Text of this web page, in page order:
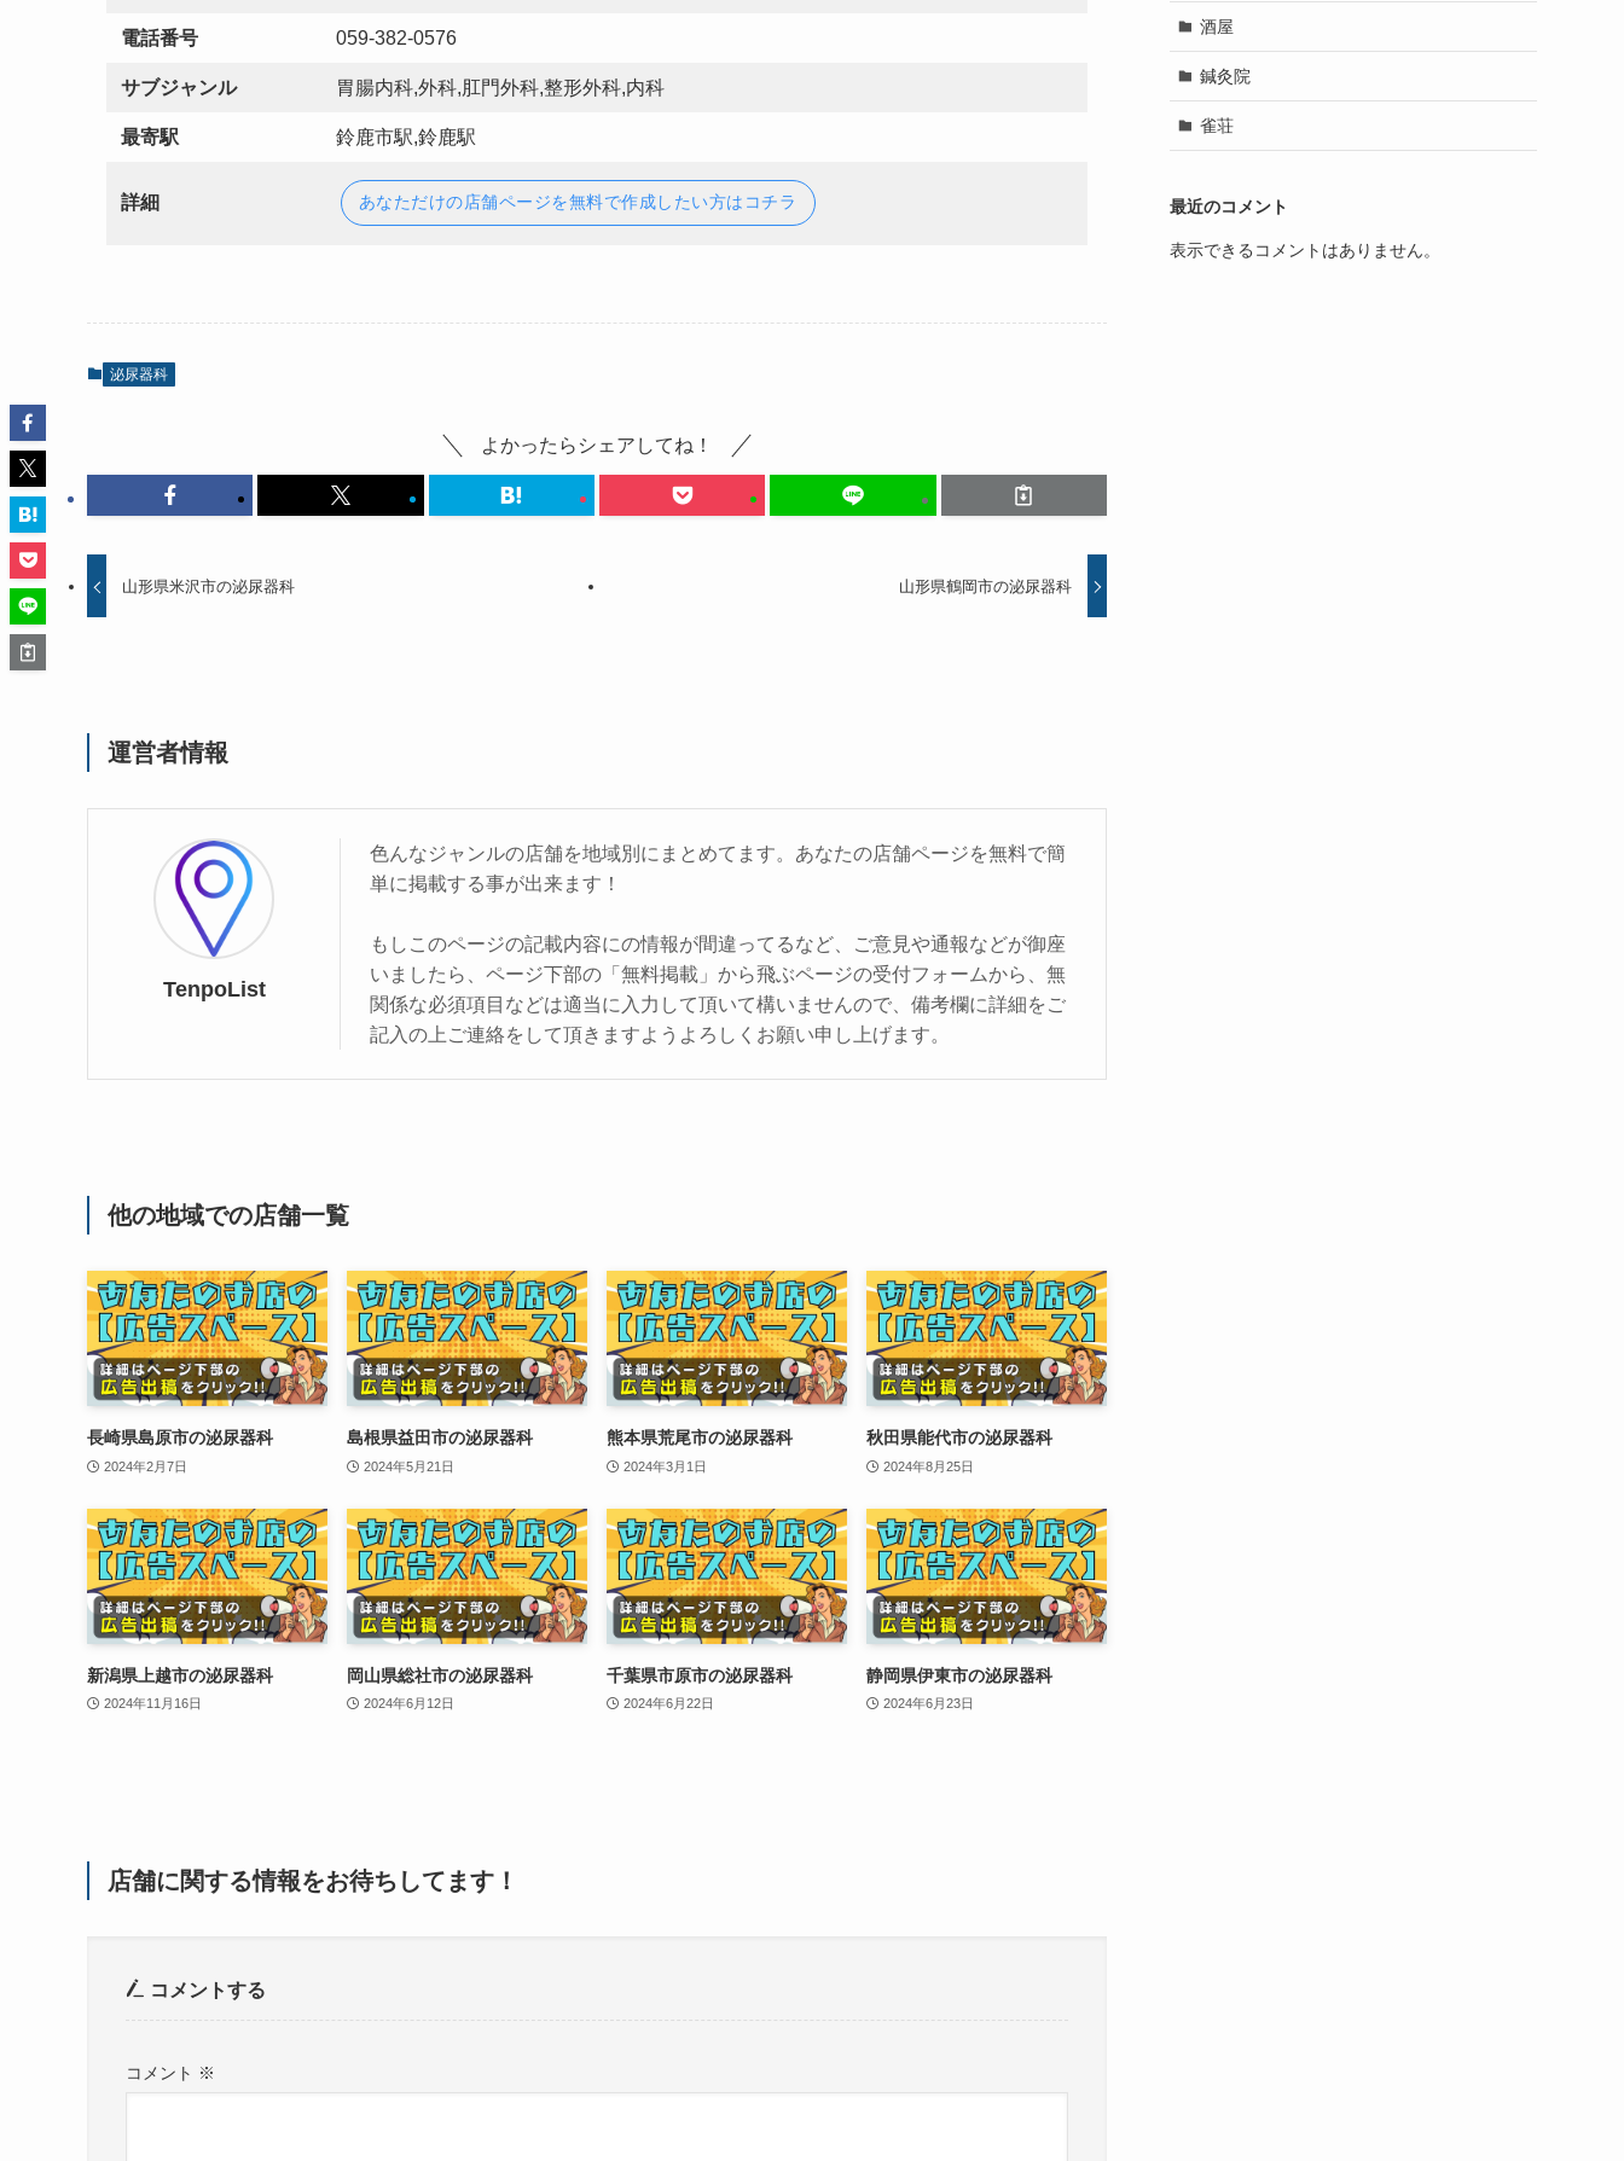
電話番号 059-382-0576
サブジャンル 胃腸内科,外科,肛門外科,整形外科,内科
最寄駅 鈴鹿市駅,鈴鹿駅
詳細 あなただけの店舗ページを無料で作成したい方はコチラ
泌尿器科
よかったらシェアしてね！
山形県米沢市の泌尿器科 山形県鶴岡市の泌尿器科
運営者情報
TenpoList
色んなジャンルの店舗を地域別にまとめてます。あなたの店舗ページを無料で簡
単に掲載する事が出来ます！
もしこのページの記載内容にの情報が間違ってるなど、ご意見や通報などが御座
いましたら、ページ下部の「無料掲載」から飛ぶページの受付フォームから、無
関係な必須項目などは適当に入力して頂いて構いませんので、備考欄に詳細をご
記入の上ご連絡をして頂きますようよろしくお願い申し上げます。
他の地域での店舗一覧
長崎県島原市の泌尿器科
2024年2月7日
島根県益田市の泌尿器科
2024年5月21日
熊本県荒尾市の泌尿器科
2024年3月1日
秋田県能代市の泌尿器科
2024年8月25日
新潟県上越市の泌尿器科
2024年11月16日
岡山県総社市の泌尿器科
2024年6月12日
千葉県市原市の泌尿器科
2024年6月22日
静岡県伊東市の泌尿器科
2024年6月23日
店舗に関する情報をお待ちしてます！
コメントする
コメント ※
酒屋
鍼灸院
雀荘
最近のコメント
表示できるコメントはありません。